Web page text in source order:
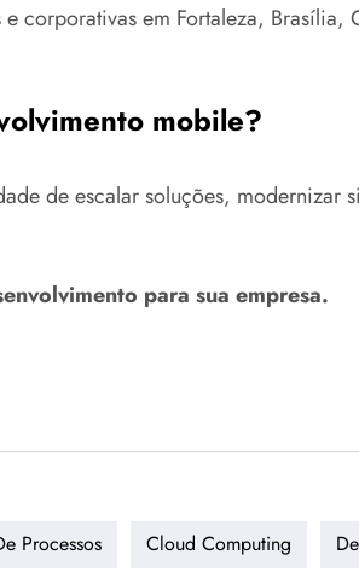
corporativas em Fortaleza,
mobile?
de escalar soluções, modernizar
para sua empresa.
Processos Cloud Computing